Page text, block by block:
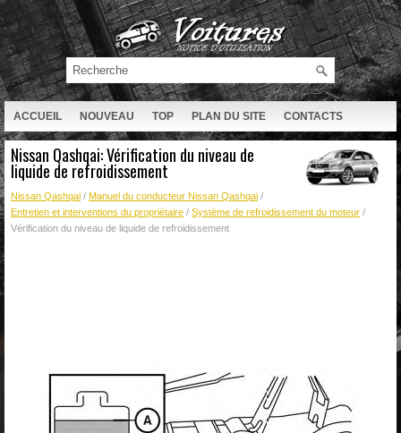
ACCUEIL NOUVEAU TOP PLAN DU SITE CONTACTS
RECHERCHE
Nissan Qashqai: Vérification du niveau de
liquide de refroidissement
Nissan Qashqai / Manuel du conducteur Nissan Qashqai /
Entretien et interventions du propriétaire / Système de refroidissement du moteur /
Vérification du niveau de liquide de refroidissement